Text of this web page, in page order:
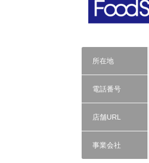
所在地
電話番号
店舗URL
事業会社